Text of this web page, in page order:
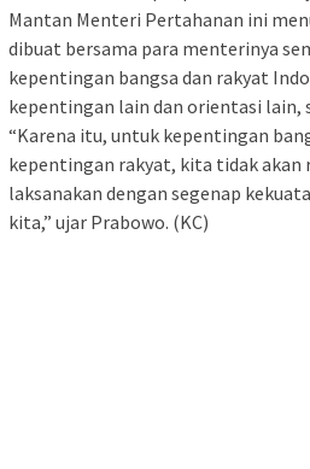
Mantan Menteri Pertahanan ini
dibuat bersama para menterinya
kepentingan bangsa dan rakyat
kepentingan lain dan orientasi lain,
“Karena itu, untuk kepentingan
kepentingan rakyat, kita tidak akan
laksanakan dengan segenap
kita,” ujar Prabowo. (KC)